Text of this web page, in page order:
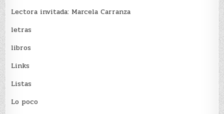
Lectora invitada: Marcela Carranza
letras
libros
Links
Listas
Lo poco